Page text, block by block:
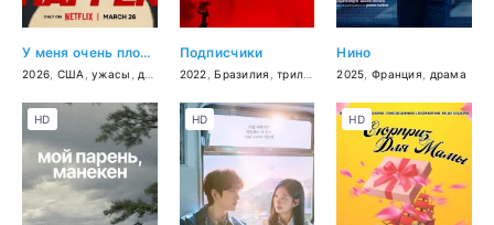
У меня очень плохое предчувствие
2026 США ,ужасы драма
Подписчики
2022 ,Бразилия ,триллер комедия
Нино
2025 Франция драма
HD HD HD